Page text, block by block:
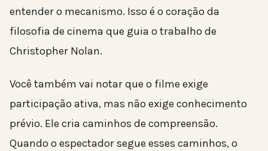
entender o mecanismo. Isso é o coração da
filosofia de cinema que guia o trabalho de
Christopher Nolan.
Você também vai notar que o filme exige
participação ativa, mas não exige conhecimento
prévio. Ele cria caminhos de compreensão.
Quando o espectador segue esses caminhos, o